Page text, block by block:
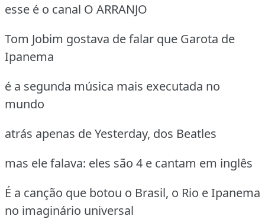
esse é o canal O ARRANJO
Tom Jobim gostava de falar que Garota de
Ipanema
é a segunda música mais executada no
mundo
atrás apenas de Yesterday, dos Beatles
mas ele falava: eles são 4 e cantam em inglês
É a canção que botou o Brasil, o Rio e Ipanema
no imaginário universal